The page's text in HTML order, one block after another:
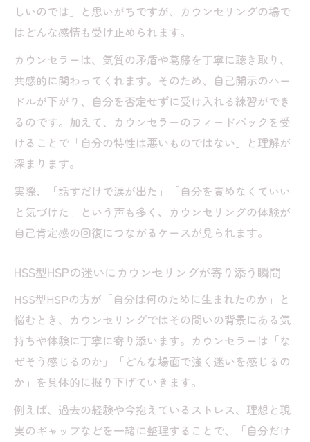
しいのでは」と思いがちですが、カウンセリングの場で
はどんな感情も受け止められます。
カウンセラーは、気質の矛盾や葛藤を丁寧に聴き取り、
共感的に関わってくれます。そのため、自己開示のハー
ドルが下がり、自分を否定せずに受け入れる練習ができ
るのです。加えて、カウンセラーのフィードバックを受
けることで「自分の特性は悪いものではない」と理解が
深まります。
実際、「話すだけで涙が出た」「自分を責めなくていい
と気づけた」という声も多く、カウンセリングの体験が
自己肯定感の回復につながるケースが見られます。
HSS型HSPの迷いにカウンセリングが寄り添う瞬間
HSS型HSPの方が「自分は何のために生まれたのか」と
悩むとき、カウンセリングではその問いの背景にある気
持ちや体験に丁寧に寄り添います。カウンセラーは「な
ぜそう感じるのか」「どんな場面で強く迷いを感じるの
か」を具体的に掘り下げていきます。
例えば、過去の経験や今抱えているストレス、理想と現
実のギャップなどを一緒に整理することで、「自分だけ